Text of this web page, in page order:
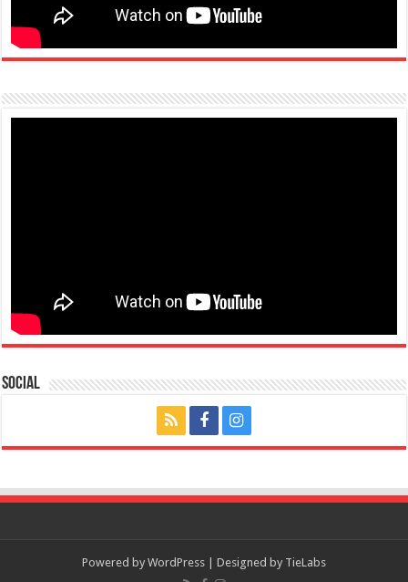
Social
Powered by WordPress | Designed by TieLabs